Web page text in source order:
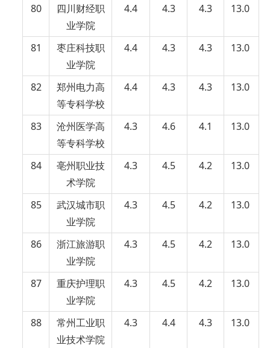
80
四川财经职
业学院
4.4 4.3 4.3 13.0
81
枣庄科技职
业学院
4.4 4.3 4.3 13.0
82
郑州电力高
等专科学校
4.4 4.3 4.3 13.0
83
沧州医学高
等专科学校
4.3 4.6 4.1 13.0
84
亳州职业技
术学院
4.3 4.5 4.2 13.0
85
武汉城市职
业学院
4.3 4.5 4.2 13.0
86
浙江旅游职
业学院
4.3 4.5 4.2 13.0
87
重庆护理职
业学院
4.3 4.5 4.2 13.0
88
常州工业职
业技术学院
4.3 4.4 4.3 13.0